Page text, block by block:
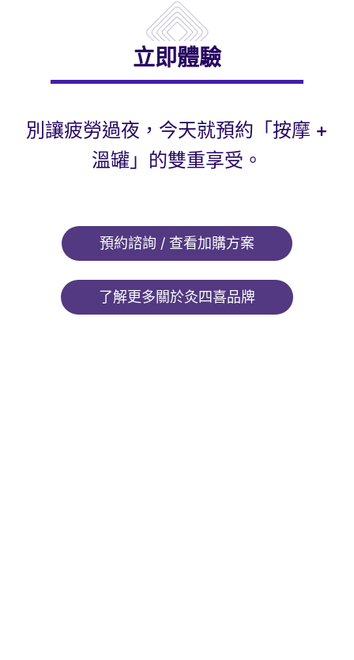
立即體驗
別讓疲勞過夜，今天就預約「按摩 +
溫罐」的雙重享受。
預約諮詢 / 查看加購方案
了解更多關於灸四喜品牌